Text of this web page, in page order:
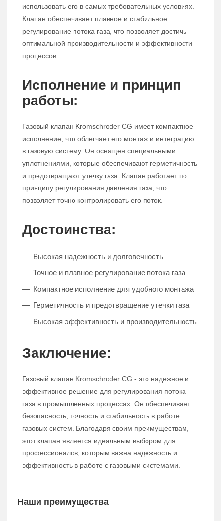
использовать его в самых требовательных условиях.
Клапан обеспечивает плавное и стабильное
регулирование потока газа, что позволяет достичь
оптимальной производительности и эффективности
процессов.
Исполнение и принцип
работы:
Газовый клапан Kromschroder CG имеет компактное
исполнение, что облегчает его монтаж и интеграцию
в газовую систему. Он оснащен специальными
уплотнениями, которые обеспечивают герметичность
и предотвращают утечку газа. Клапан работает по
принципу регулирования давления газа, что
позволяет точно контролировать его поток.
Достоинства:
Высокая надежность и долговечность
Точное и плавное регулирование потока газа
Компактное исполнение для удобного монтажа
Герметичность и предотвращение утечки газа
Высокая эффективность и производительность
Заключение:
Газовый клапан Kromschroder CG - это надежное и
эффективное решение для регулирования потока
газа в промышленных процессах. Он обеспечивает
безопасность, точность и стабильность в работе
газовых систем. Благодаря своим преимуществам,
этот клапан является идеальным выбором для
профессионалов, которым важна надежность и
эффективность в работе с газовыми системами.
Наши преимущества